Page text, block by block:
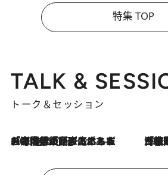
特集 TOP
TALK &
トーク＆セッション
2026.8.3
「今後値上げがあるとすれば…」「リスクがあるのは今年の冬」エネルギー専門家が語る、ホルムズ海峡封鎖が家庭にもたらす“ある心配” 「住宅建てられない…」「サーチャージ料の高値